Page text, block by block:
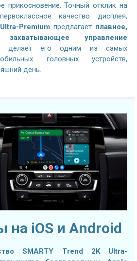
прикосновение. Точный отклик на
качество дисплея,
Premium предлагает плавное,
управление
делает его одним из самых
головных устройств,
день.
на iOS и Android
SMARTY Trend 2K Ultra-